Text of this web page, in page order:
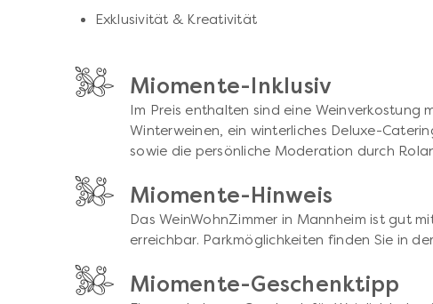
Exklusivität & Kreativität
Miomente-Inklusiv
Im Preis enthalten sind eine Weinverkostung
Winterweinen, ein winterliches Deluxe-
sowie die persönliche Moderation durch
Miomente-Hinweis
Das WeinWohnZimmer in Mannheim ist gut
erreichbar. Parkmöglichkeiten finden Sie in
Miomente-Geschenktipp